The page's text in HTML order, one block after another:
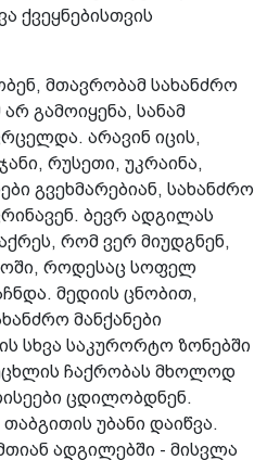
ქვეყნებისთვის
მთავრობამ სახანძრო
გამოიყენა, სანამ
არავინ იცის,
რუსეთი, უკრაინა,
გვეხმარებიან, სახანძრო
ბევრ ადგილას
რომ ვერ მიუდგნენ,
როდესაც სოფელ
მედიის ცნობით,
მანქანები
სხვა საკურორტო ზონებში
ჩაქრობას მხოლოდ
ცდილობდნენ.
უბანი დაიწვა.
ადგილებში - მისვლა